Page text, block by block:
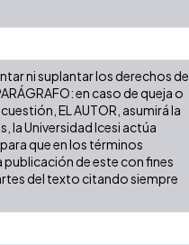
ni suplantar los derechos de
en caso de queja o
EL AUTOR, asumirá la
la Universidad Icesi actúa
que en los términos
publicación de este con fines
del texto citando siempre